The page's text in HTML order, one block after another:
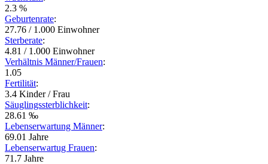
2.3 %
Geburtenrate:
27.76 / 1.000 Einwohner
Sterberate:
4.81 / 1.000 Einwohner
Verhältnis Männer/Frauen:
1.05
Fertilität:
3.4 Kinder / Frau
Säuglingssterblichkeit:
28.61 ‰
Lebenserwartung Männer:
69.01 Jahre
Lebenserwartug Frauen:
71.7 Jahre